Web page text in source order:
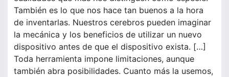
También es lo que nos hace tan buenos a la hora
de inventarlas. Nuestros cerebros pueden imaginar
la mecánica y los beneficios de utilizar un nuevo
dispositivo antes de que el dispositivo exista. […]
Toda herramienta impone limitaciones, aunque
también abra posibilidades. Cuanto más la usemos,